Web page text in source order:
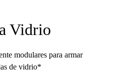
Vidrio
modulares para armar
de vidrio*